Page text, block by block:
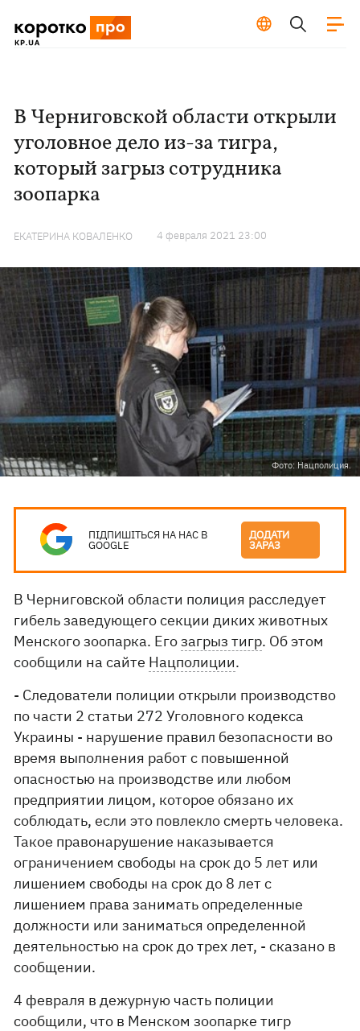
В Черниговской области открыли
уголовное дело из-за тигра,
который загрыз сотрудника
зоопарка
ЕКАТЕРИНА КОВАЛЕНКО 4 февраля 2021 23:00
Фото: Нацполиция.
ПІДПИШІТЬСЯ НА НАС В
GOOGLE
ДОДАТИ
ЗАРАЗ
В Черниговской области полиция расследует
гибель заведующего секции диких животных
Менского зоопарка. Егозагрыз тигр. Об этом
сообщили на сайте Нацполиции.
- Следователи полиции открыли производство
по части 2 статьи 272 Уголовного кодекса
Украины - нарушение правил безопасности во
время выполнения работ с повышенной
опасностью на производстве или любом
предприятии лицом, которое обязано их
соблюдать, если это повлекло смерть человека.
Такое правонарушение наказывается
ограничением свободы на срок до 5 лет или
лишением свободы на срок до 8 лет с
лишением права занимать определенные
должности или заниматься определенной
деятельностью на срок до трех лет, - сказано в
сообщении.
4 февраля в дежурную часть полиции
сообщили, что в Менском зоопарке тигр